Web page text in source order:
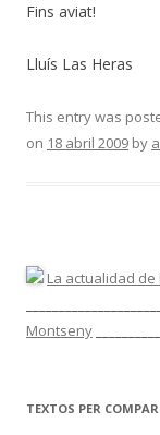
Fins aviat!
Lluís Las Heras
This entry was
on 18 abril 2009 by
La actualidad
Montseny
TEXTOS PER